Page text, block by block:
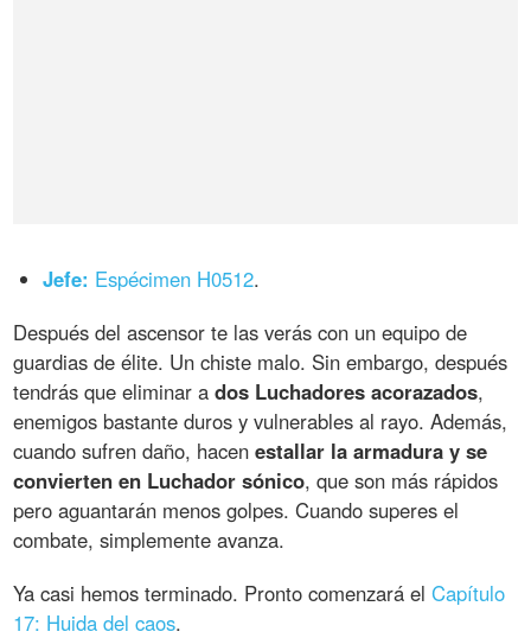
Jefe: Espécimen H0512.
Después del ascensor te las verás con un equipo de
guardias de élite. Un chiste malo. Sin embargo, después
tendrás que eliminar ados Luchadores acorazados,
enemigos bastante duros y vulnerables al rayo. Además,
cuando sufren daño, hacenestallar la armadura y se
convierten en Luchador sónico, que son más rápidos
pero aguantarán menos golpes. Cuando superes el
combate, simplemente avanza.
Ya casi hemos terminado. Pronto comenzará elCapítulo
17: Huida del caos.